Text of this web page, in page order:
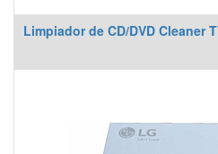
Limpiador de CD/DVD Cleaner